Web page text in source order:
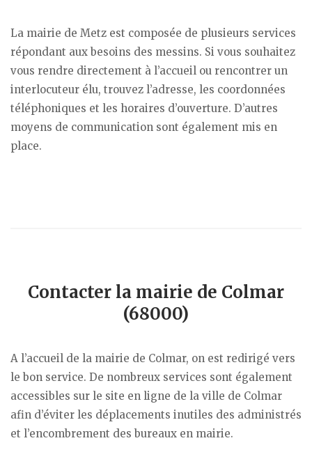
La mairie de Metz est composée de plusieurs services
répondant aux besoins des messins. Si vous souhaitez
vous rendre directement à l’accueil ou rencontrer un
interlocuteur élu, trouvez l’adresse, les coordonnées
téléphoniques et les horaires d’ouverture. D’autres
moyens de communication sont également mis en
place.
Contacter la mairie de Colmar
(68000)
A l’accueil de la mairie de Colmar, on est redirigé vers
le bon service. De nombreux services sont également
accessibles sur le site en ligne de la ville de Colmar
afin d’éviter les déplacements inutiles des administrés
et l’encombrement des bureaux en mairie.